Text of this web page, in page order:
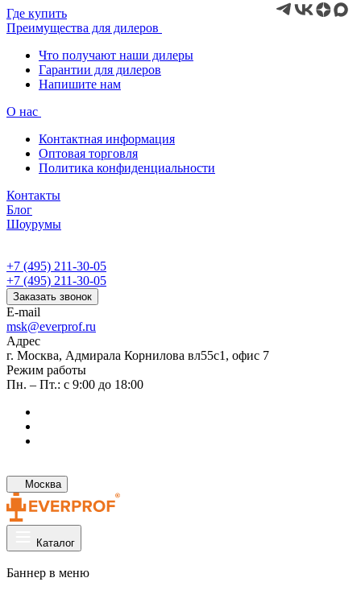
Где купить
Преимущества для дилеров
Что получают наши дилеры
Гарантии для дилеров
Напишите нам
О нас
Контактная информация
Оптовая торговля
Политика конфиденциальности
Контакты
Блог
Шоурумы
+7 (495) 211-30-05
+7 (495) 211-30-05
Заказать звонок
E-mail
msk@everprof.ru
Адрес
г. Москва, Адмирала Корнилова вл55с1, офис 7
Режим работы
Пн. – Пт.: с 9:00 до 18:00
Москва
Каталог
Баннер в меню